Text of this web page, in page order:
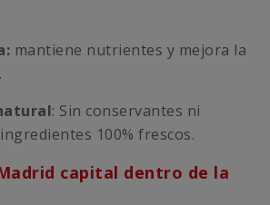
mantiene nutrientes y mejora la
: Sin conservantes ni
100% frescos.
capital dentro de la